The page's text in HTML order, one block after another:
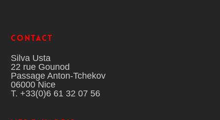
Contact
Silva Usta
22 rue Gounod
Passage Anton-Tchekov
06000 Nice
T. +33(0)6 61 32 07 56